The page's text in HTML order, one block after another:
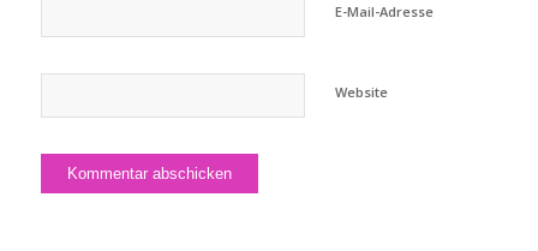
E-Mail-Adresse
Website